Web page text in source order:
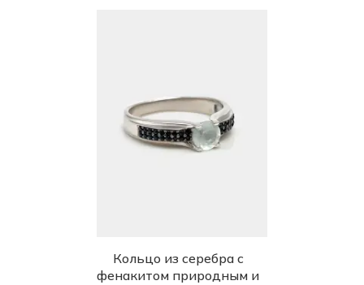
Кольцо из серебра с
фенакитом природным и